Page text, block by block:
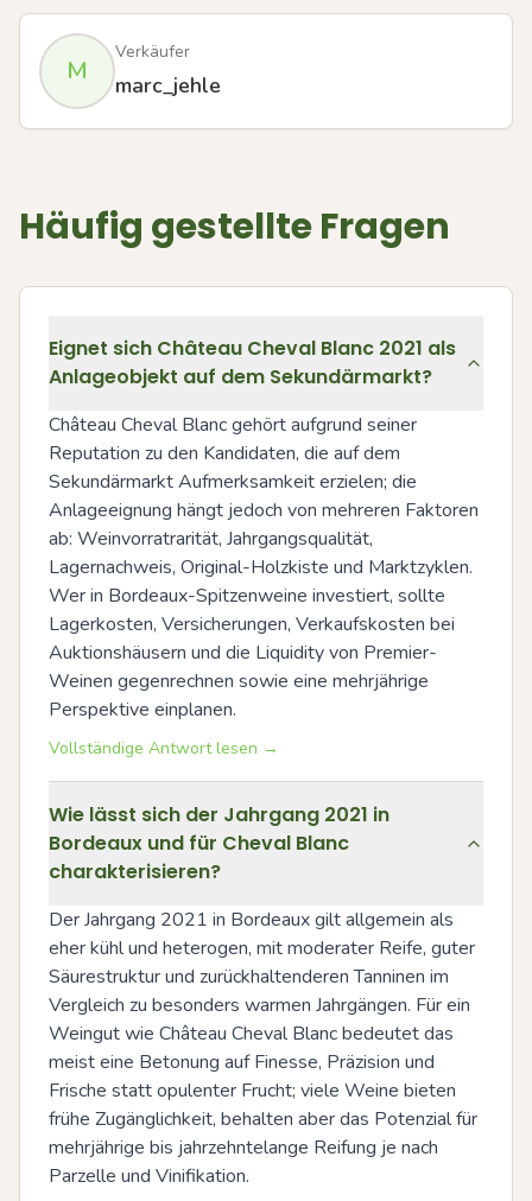
M
Verkäufer
marc_jehle
Häufig gestellte Fragen
Eignet sich Château Cheval Blanc 2021 als
Anlageobjekt auf dem Sekundärmarkt?
Château Cheval Blanc gehört aufgrund seiner
Reputation zu den Kandidaten, die auf dem
Sekundärmarkt Aufmerksamkeit erzielen; die
Anlageeignung hängt jedoch von mehreren Faktoren
ab: Weinvorratrarität, Jahrgangsqualität,
Lagernachweis, Original-Holzkiste und Marktzyklen.
Wer in Bordeaux-Spitzenweine investiert, sollte
Lagerkosten, Versicherungen, Verkaufskosten bei
Auktionshäusern und die Liquidity von Premier-
Weinen gegenrechnen sowie eine mehrjährige
Perspektive einplanen.
Vollständige Antwort lesen →
Wie lässt sich der Jahrgang 2021 in
Bordeaux und für Cheval Blanc
charakterisieren?
Der Jahrgang 2021 in Bordeaux gilt allgemein als
eher kühl und heterogen, mit moderater Reife, guter
Säurestruktur und zurückhaltenderen Tanninen im
Vergleich zu besonders warmen Jahrgängen. Für ein
Weingut wie Château Cheval Blanc bedeutet das
meist eine Betonung auf Finesse, Präzision und
Frische statt opulenter Frucht; viele Weine bieten
frühe Zugänglichkeit, behalten aber das Potenzial für
mehrjährige bis jahrzehntelange Reifung je nach
Parzelle und Vinifikation.